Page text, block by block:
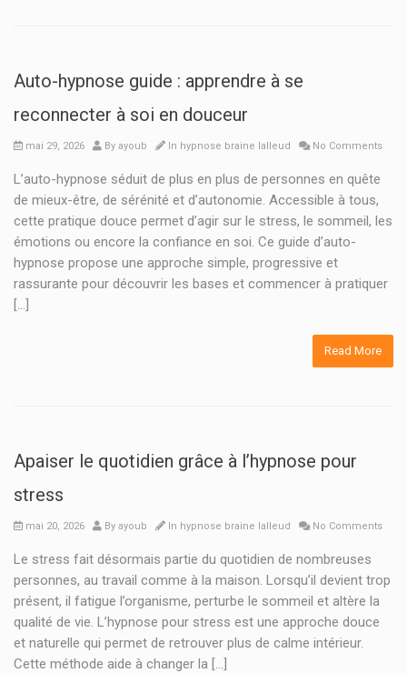
Auto-hypnose guide : apprendre à se
reconnecter à soi en douceur
mai 29, 2026 By ayoub In hypnose braine lalleud No Comments
L’auto-hypnose séduit de plus en plus de personnes en quête
de mieux-être, de sérénité et d’autonomie. Accessible à tous,
cette pratique douce permet d’agir sur le stress, le sommeil, les
émotions ou encore la confiance en soi. Ce guide d’auto-
hypnose propose une approche simple, progressive et
rassurante pour découvrir les bases et commencer à pratiquer
[…]
Read More
Apaiser le quotidien grâce à l’hypnose pour
stress
mai 20, 2026 By ayoub In hypnose braine lalleud No Comments
Le stress fait désormais partie du quotidien de nombreuses
personnes, au travail comme à la maison. Lorsqu’il devient trop
présent, il fatigue l’organisme, perturbe le sommeil et altère la
qualité de vie. L’hypnose pour stress est une approche douce
et naturelle qui permet de retrouver plus de calme intérieur.
Cette méthode aide à changer la […]